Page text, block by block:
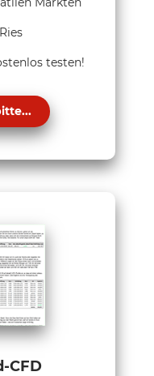
testen!
CFD